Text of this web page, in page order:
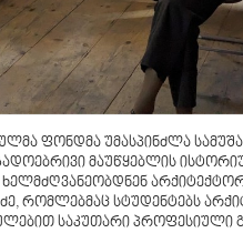
ფონდმა უმასპინძლა
მაუწყებლის
ხელმძღვანეობდნენ
რომლებმაც სტუდენტებს
საკუთარი პროფესიული